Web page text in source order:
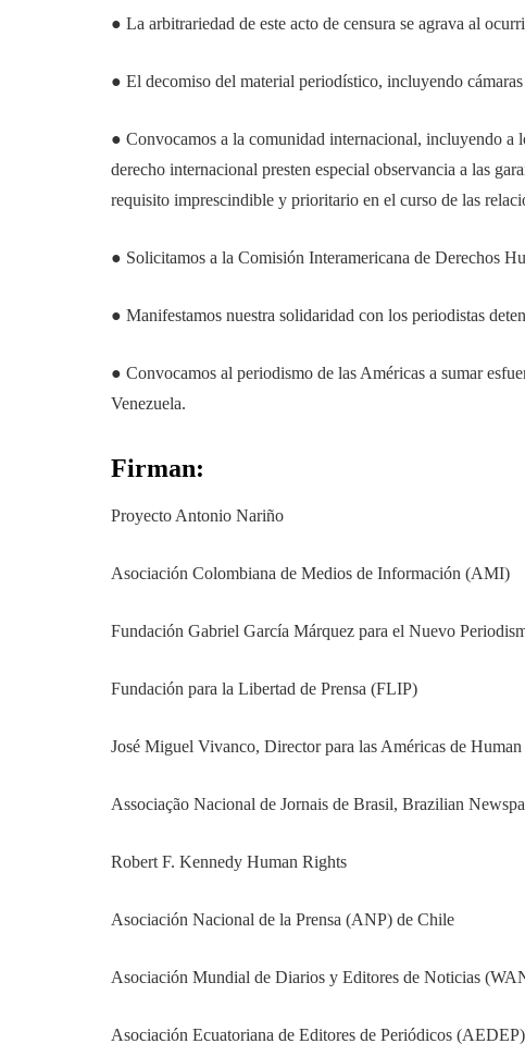
● La arbitrariedad de este acto de censura se agrava al
● El decomiso del material periodístico, incluyendo
● Convocamos a la comunidad internacional, incluyendo a
derecho internacional presten especial observancia a las
requisito imprescindible y prioritario en el curso de las
● Solicitamos a la Comisión Interamericana de Derechos
● Manifestamos nuestra solidaridad con los periodistas
● Convocamos al periodismo de las Américas a sumar
Venezuela.
Firman:
Proyecto Antonio Nariño
Asociación Colombiana de Medios de Información (AMI)
Fundación Gabriel García Márquez para el Nuevo
Fundación para la Libertad de Prensa (FLIP)
José Miguel Vivanco, Director para las Américas de
Associação Nacional de Jornais de Brasil, Brazilian
Robert F. Kennedy Human Rights
Asociación Nacional de la Prensa (ANP) de Chile
Asociación Mundial de Diarios y Editores de Noticias
Asociación Ecuatoriana de Editores de Periódicos (AEDEP)